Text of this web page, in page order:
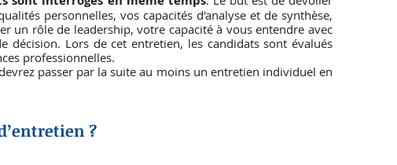
personnelles, vos capacités d'analyse et de synthèse,
un rôle de leadership, votre capacité à vous entendre avec
décision. Lors de cet entretien, les candidats sont évalués
professionnelles.
passer par la suite au moins un entretien individuel en
?